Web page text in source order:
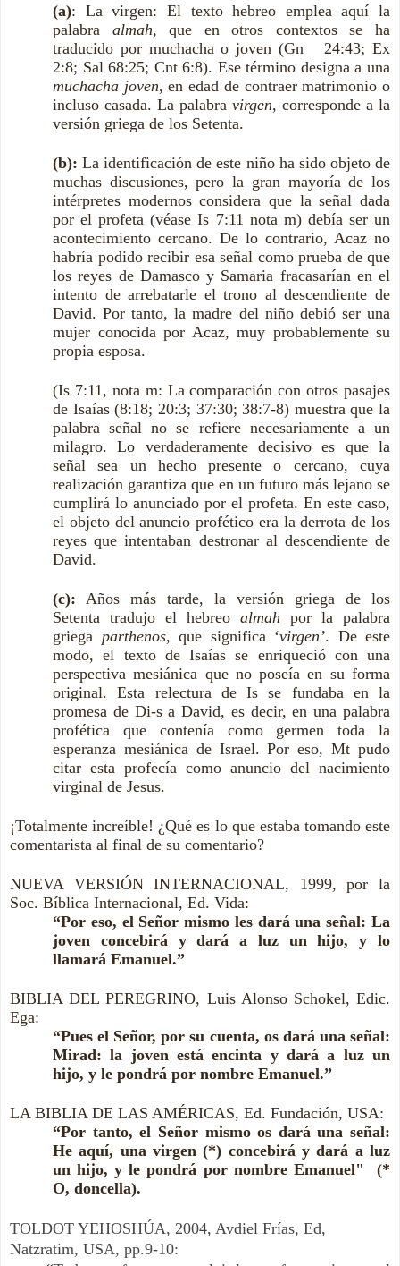
(a): La virgen: El texto hebreo emplea aquí la
palabra almah, que en otros contextos se ha
traducido por muchacha o joven (Gn 24:43; Ex
2:8; Sal 68:25; Cnt 6:8). Ese término designa a una
muchacha joven, en edad de contraer matrimonio o
incluso casada. La palabra virgen, corresponde a la
versión griega de los Setenta.
(b):La identificación de este niño ha sido objeto de
muchas discusiones, pero la gran mayoría de los
intérpretes modernos considera que la señal dada
por el profeta (véase Is 7:11 nota m) debía ser un
acontecimiento cercano. De lo contrario, Acaz no
habría podido recibir esa señal como prueba de que
los reyes de Damasco y Samaria fracasarían en el
intento de arrebatarle el trono al descendiente de
David. Por tanto, la madre del niño debió ser una
mujer conocida por Acaz, muy probablemente su
propia esposa.
(Is 7:11, nota m: La comparación con otros pasajes
de Isaías (8:18; 20:3; 37:30; 38:7-8) muestra que la
palabra señal no se refiere necesariamente a un
milagro. Lo verdaderamente decisivo es que la
señal sea un hecho presente o cercano, cuya
realización garantiza que en un futuro más lejano se
cumplirá lo anunciado por el profeta. En este caso,
el objeto del anuncio profético era la derrota de los
reyes que intentaban destronar al descendiente de
David.
(c): Años más tarde, la versión griega de los
Setenta tradujo el hebreo almah por la palabra
griega parthenos, que significa ‘virgen’. De este
modo, el texto de Isaías se enriqueció con una
perspectiva mesiánica que no poseía en su forma
original. Esta relectura de Is se fundaba en la
promesa de Di-s a David, es decir, en una palabra
profética que contenía como germen toda la
esperanza mesiánica de Israel. Por eso, Mt pudo
citar esta profecía como anuncio del nacimiento
virginal de Jesus.
¡Totalmente increíble! ¿Qué es lo que estaba tomando este
comentarista al final de su comentario?
NUEVA VERSIÓN INTERNACIONAL, 1999, por la
Soc. Bíblica Internacional, Ed. Vida:
“Por eso, el Señor mismo les dará una señal: La
joven concebirá y dará a luz un hijo, y lo
llamará Emanuel.”
BIBLIA DEL PEREGRINO, Luis Alonso Schokel, Edic.
Ega:
“Pues el Señor, por su cuenta, os dará una señal:
Mirad: la joven está encinta y dará a luz un
hijo, y le pondrá por nombre Emanuel.”
LA BIBLIA DE LAS AMÉRICAS, Ed. Fundación, USA:
“Por tanto, el Señor mismo os dará una señal:
He aquí, una virgen (*) concebirá y dará a luz
un hijo, y le pondrá por nombre Emanuel" (*
O, doncella).
TOLDOT YEHOSHÚA, 2004, Avdiel Frías, Ed,
Natzratim, USA, pp.9-10: